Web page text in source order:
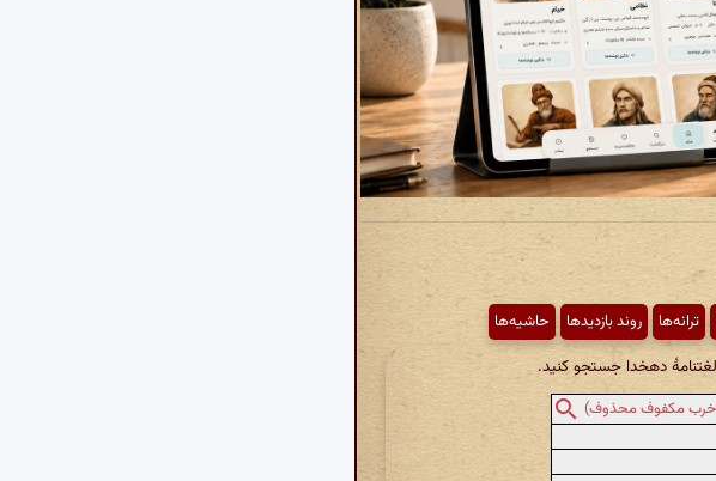
ترانه‌ها روند بازدیدها حاشیه‌ها
دهخدا جستجو کنید.
اخرب مکفوف محذوف)